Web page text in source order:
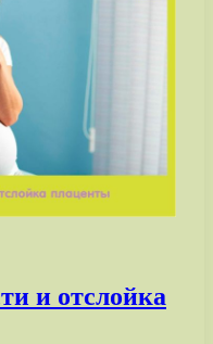
и отслойка